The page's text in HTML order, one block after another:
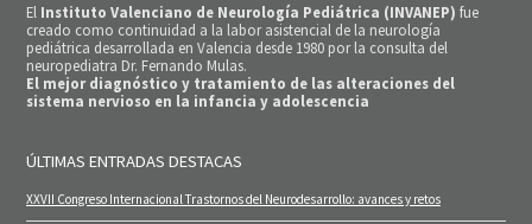
El Instituto Valenciano de Neurología Pediátrica (INVANEP) fue
creado como continuidad a la labor asistencial de la neurología
pediátrica desarrollada en Valencia desde 1980 por la consulta del
neuropediatra Dr. Fernando Mulas.
El mejor diagnóstico y tratamiento de las alteraciones del
sistema nervioso en la infancia y adolescencia
ÚLTIMAS ENTRADAS DESTACAS
XXVII Congreso Internacional Trastornos del Neurodesarrollo: avances y retos